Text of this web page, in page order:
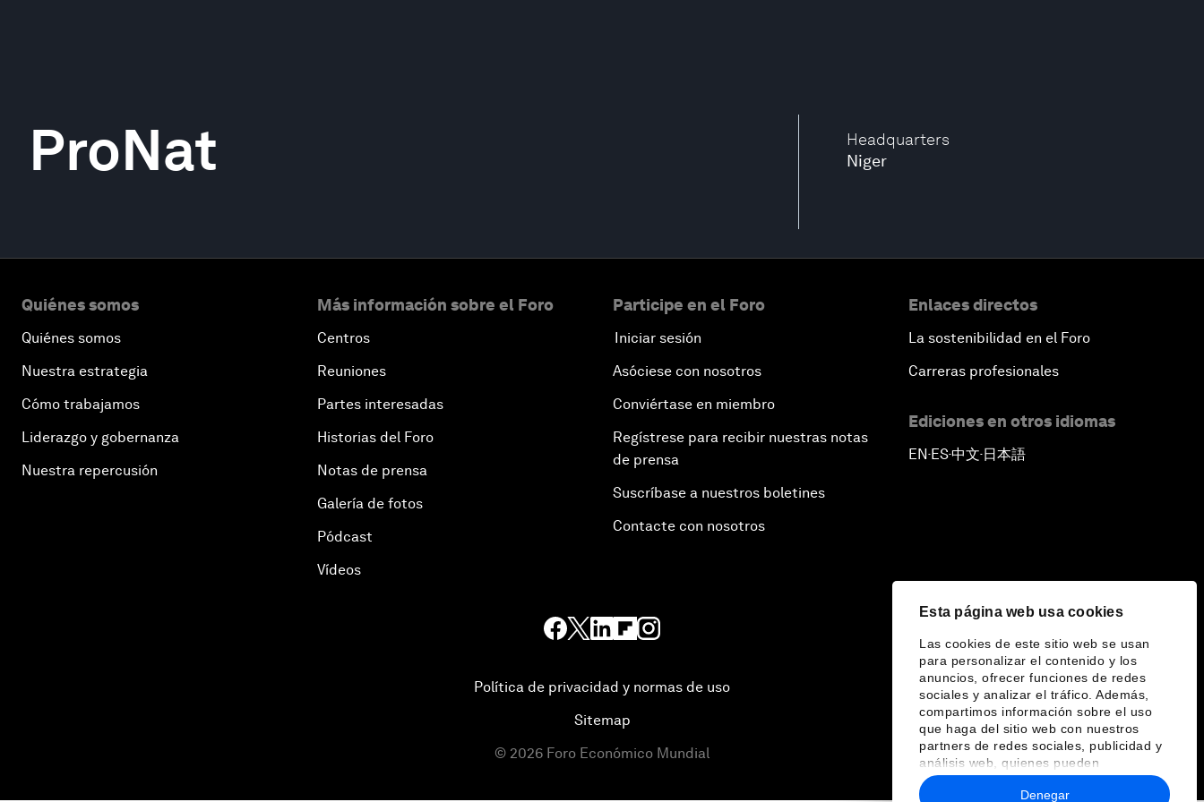
Esta página web usa cookies
Las cookies de este sitio web se usan
para personalizar el contenido y los
anuncios, ofrecer funciones de redes
sociales y analizar el tráfico. Además,
compartimos información sobre el uso
que haga del sitio web con nuestros
partners de redes sociales, publicidad y
análisis web, quienes pueden
combinarla con otra información que les
haya proporcionado o que hayan
Denegar
Headquarters
Niger
ProNat
Quiénes somos
Quiénes somos
Nuestra estrategia
Cómo trabajamos
Liderazgo y gobernanza
Nuestra repercusión
Más información sobre el Foro
Centros
Reuniones
Partes interesadas
Historias del Foro
Notas de prensa
Galería de fotos
Pódcast
Vídeos
Participe en el Foro
Iniciar sesión
Asóciese con nosotros
Conviértase en miembro
Regístrese para recibir nuestras notas
de prensa
Suscríbase a nuestros boletines
Contacte con nosotros
Enlaces directos
La sostenibilidad en el Foro
Carreras profesionales
Ediciones en otros idiomas
EN▪ES▪中文▪ 日本語
Política de privacidad y normas de uso
Sitemap
© 2026 Foro Económico Mundial